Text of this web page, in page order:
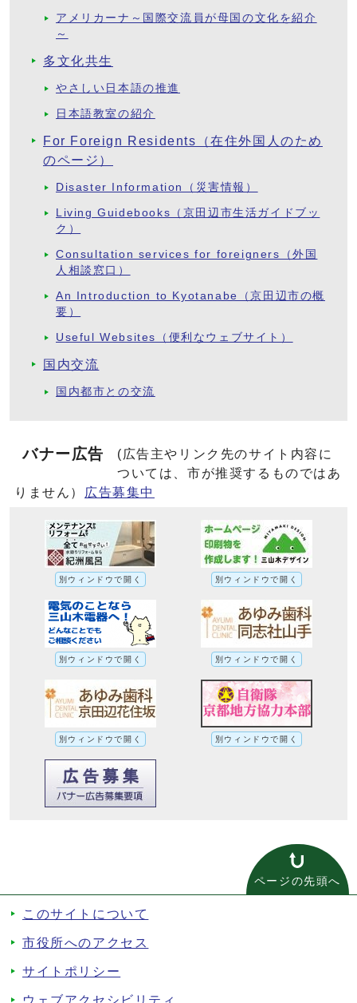
アメリカーナ～国際交流員が母国の文化を紹介
～
多文化共生
やさしい日本語の推進
日本語教室の紹介
For Foreign Residents（在住外国人のため
のページ）
Disaster Information（災害情報）
Living Guidebooks（京田辺市生活ガイドブッ
ク）
Consultation services for foreigners（外国
人相談窓口）
An Introduction to Kyotanabe（京田辺市の概
要）
Useful Websites（便利なウェブサイト）
国内交流
国内都市との交流
バナー広告
(広告主やリンク先のサイト内容に
ついては、市が推奨するものではあ
りません）
広告募集中
別ウィンドウで開く 別ウィンドウで開く
別ウィンドウで開く 別ウィンドウで開く
別ウィンドウで開く 別ウィンドウで開く
ページの先頭へ
このサイトについて
市役所へのアクセス
サイトポリシー
ウェブアクセシビリティ